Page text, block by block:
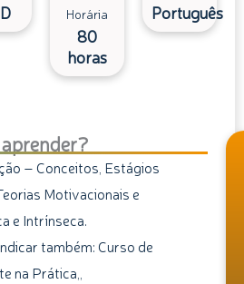
Horária
80
horas
Português
– Conceitos, Estágios
Motivacionais e
e Intrínseca.
também: Curso de
na Prática,,